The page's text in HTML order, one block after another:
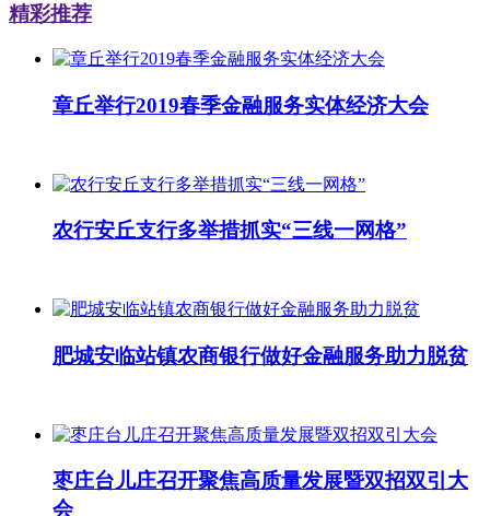
精彩推荐
章丘举行2019春季金融服务实体经济大会
农行安丘支行多举措抓实“三线一网格”
肥城安临站镇农商银行做好金融服务助力脱贫
枣庄台儿庄召开聚焦高质量发展暨双招双引大
会